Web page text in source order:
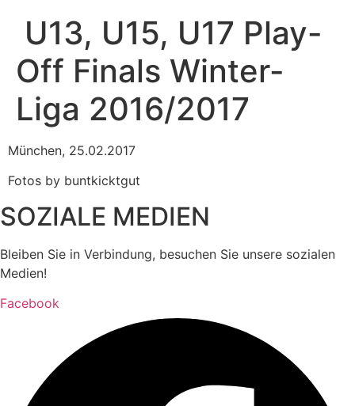
U13, U15, U17 Play-
Off Finals Winter-
Liga 2016/2017
München, 25.02.2017
Fotos by buntkicktgut
SOZIALE MEDIEN
Bleiben Sie in Verbindung, besuchen Sie unsere sozialen
Medien!
Facebook